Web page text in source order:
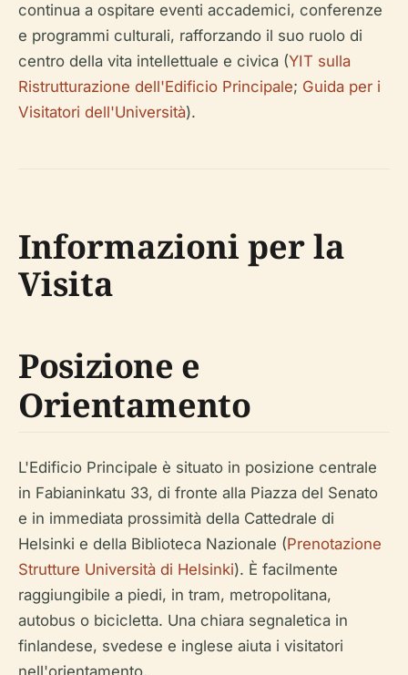
continua a ospitare eventi accademici, conferenze
e programmi culturali, rafforzando il suo ruolo di
centro della vita intellettuale e civica (YIT sulla
Ristrutturazione dell'Edificio Principale; Guida per i
Visitatori dell'Università).
Informazioni per la
Visita
Posizione e
Orientamento
L'Edificio Principale è situato in posizione centrale
in Fabianinkatu 33, di fronte alla Piazza del Senato
e in immediata prossimità della Cattedrale di
Helsinki e della Biblioteca Nazionale (Prenotazione
Strutture Università di Helsinki). È facilmente
raggiungibile a piedi, in tram, metropolitana,
autobus o bicicletta. Una chiara segnaletica in
finlandese, svedese e inglese aiuta i visitatori
nell'orientamento.